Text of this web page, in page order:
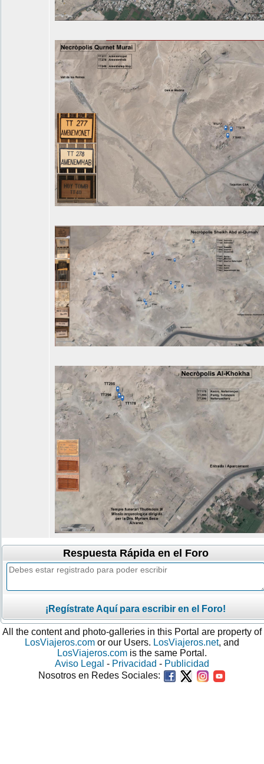
Respuesta Rápida en el Foro
¡Regístrate Aquí para escribir en el Foro!
All the content and photo-galleries in this Portal are property of
LosViajeros.com or our Users. LosViajeros.net, and
LosViajeros.com is the same Portal.
Aviso Legal - Privacidad - Publicidad
Nosotros en Redes Sociales: